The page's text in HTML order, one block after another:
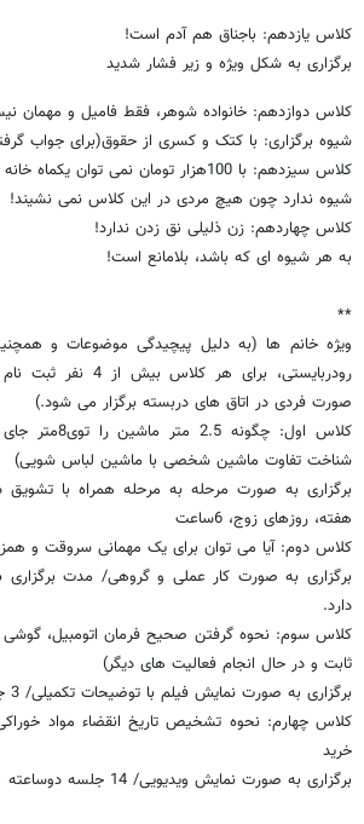
کلاس یازدهم: باجناق هم آدم است!
برگزاری به شکل ویژه و زیر فشار شدید
کلاس دوازدهم: خانواده شوهر، فقط فامیل و مهمان
شیوه برگزاری: با کتک و کسری از حقوق(برای جواب
کلاس سیزدهم: با 100هزار تومان نمی توان یکماه خانه را چرخاند!
شیوه ندارد چون هیچ مردی در این کلاس نمی نشیند!
کلاس چهاردهم: زن ذلیلی نق زدن ندارد!
به هر شیوه ای که باشد، بلامانع است!
**
ویژه خانم ها (به دلیل پیچیدگی موضوعات و
رودربایستی، برای
صورت فردی در اتاق های دربسته برگزار می شود.)
کلاس اول: چگونه
شناخت تفاوت ماشین شخصی با ماشین لباس شویی)
هفته، روزهای زوج، 6ساعت
کلاس دوم: آیا می توان برای یک مهمانی سروقت و
برگزاری به صورت کار عملی و گروهی/ مدت
دارد.
کلاس سوم: نحوه گرفتن صحیح فرمان اتومبیل، گوشی
ثابت و در حال انجام فعالیت های دیگر)
برگزاری به صورت نمایش فیلم با توضیحات تکمیلی/ 3 جلسه 4 ساعته
کلاس چهارم: نحوه تشخیص تاریخ انقضاء مواد
خرید
برگزاری به صورت نمایش ویدیویی/ 14 جلسه دوساعته